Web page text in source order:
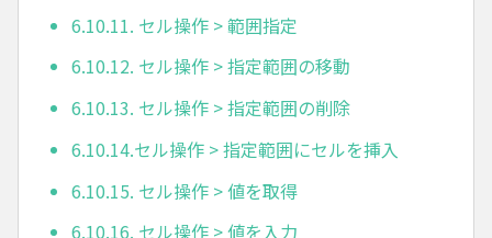
6.10.11. セル操作 > 範囲指定
6.10.12. セル操作 > 指定範囲の移動
6.10.13. セル操作 > 指定範囲の削除
6.10.14.セル操作 > 指定範囲にセルを挿入
6.10.15. セル操作 > 値を取得
6.10.16. セル操作 > 値を入力